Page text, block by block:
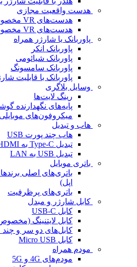
هدست واقعیت مجازی
هدست‌های VR مخصوص گوشی‌های اندرویدی
هدست‌های VR مخصوص آیفون
پاوربانک یا شارژر همراه
پاوربانک انکر
پاوربانک شیائومی
پاوربانک سامسونگ
پاوربانک با قابلیت
وسایل بلاگری
رینگ لایت‌ها
پایه‌های نگهدارنده
میکروفون‌های موبایلی
هاب و تبدیل
هاب چند پورت USB
تبدیل Type-C به HDMI
تبدیل USB به LAN
باتری موبایل
باتری‌های اصلی
اپل)
باتری‌های پرظرفیت
کابل شارژر و مبدل
کابل USB-C
کابل لایتنینگ
کابل‌های دو سر و چند
کابل Micro USB
مودم همراه
مودم‌های 4G و 5G